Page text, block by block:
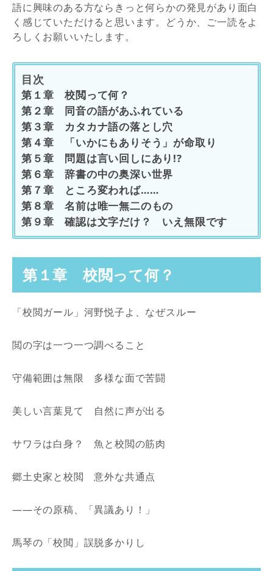
語に興味のある方ならきっと何らかの発見があり面白
く感じていただけると思います。どうか、ご一読をよ
ろしくお願いいたします。
目次
第１章 校閲って何？
第２章 同音の語があふれている
第３章 カタカナ語の落とし穴
第４章 「いかにもありそう」が命取り
第５章 問題は言い回しにあり!?
第６章 辞書の中の奥深い世界
第７章 ところ変われば……
第８章 名前は唯一無二のもの
第９章 確認は文字だけ？ いえ無限です
第１章 校閲って何？
「校閲ガール」河野悦子よ、なぜスルー
閲の字は一つ一つ調べること
守備範囲は無限 多様な面で苦闘
美しい言葉見て 自然に声が出る
サワラは白身？ 魚と校閲の筋肉
郷土史家と校閲 意外な共通点
――その原稿、「異議あり！」
馬琴の「校閲」誤脱多かりし